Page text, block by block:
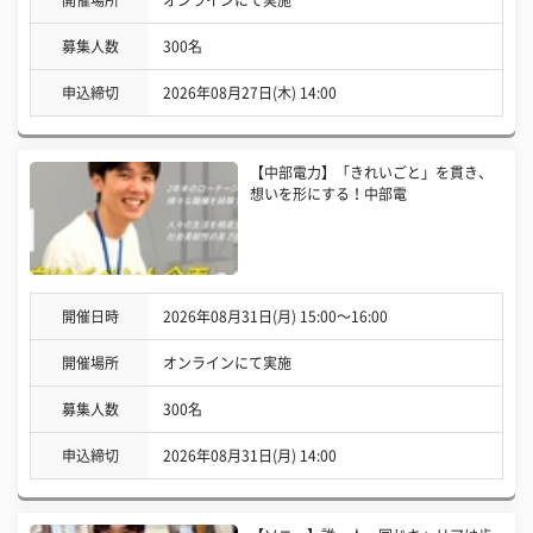
募集人数 300名
申込締切 2026年08月27日(木) 14:00
【中部電力】「きれいごと」を貫き、
想いを形にする！中部電
開催日時 2026年08月31日(月) 15:00〜16:00
開催場所 オンラインにて実施
募集人数 300名
申込締切 2026年08月31日(月) 14:00